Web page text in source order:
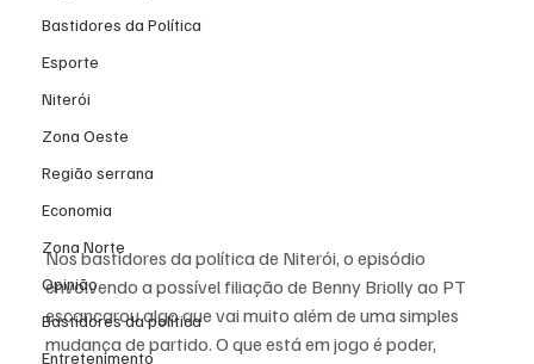
Bastidores da Política
Esporte
Niterói
Zona Oeste
Região serrana
Economia
Zona Norte
Opinião
Bastidores da política
Entretenimento
Nos bastidores da política de Niterói, o episódio
envolvendo a possível filiação de Benny Briolly ao PT
escancarou algo que vai muito além de uma simples
mudança de partido. O que está em jogo é poder,